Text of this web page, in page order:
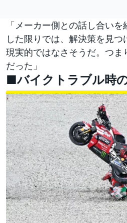
「メーカー側との話し合い
した限りでは、解決策を見
現実的ではなさそうだ。つま
だった」
■バイクトラブル時